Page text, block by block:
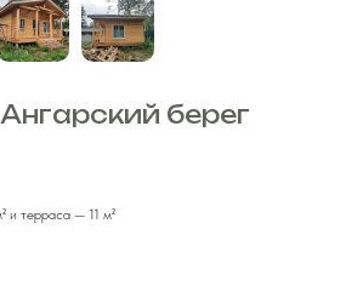
берег
терраса — 11 м²